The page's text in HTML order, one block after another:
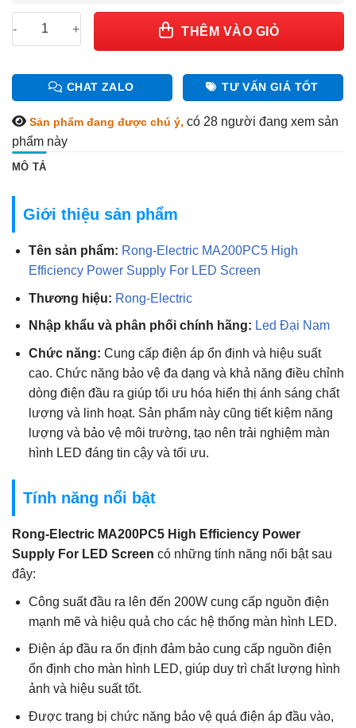
Rong-Electric MA200PC5 High Efficiency Power Supply For
THÊM VÀO GIỎ
CHAT ZALO TƯ VẤN GIÁ TỐT
Sản phẩm đang được chú ý, có 28 người đang xem sản
phẩm này
MÔ TẢ
Giới thiệu sản phẩm
Tên sản phẩm: Rong-Electric MA200PC5 High
Efficiency Power Supply For LED Screen
Thương hiệu: Rong-Electric
Nhập khẩu và phân phối chính hãng: Led Đại Nam
Chức năng: Cung cấp điện áp ổn định và hiệu suất
cao. Chức năng bảo vệ đa dạng và khả năng điều chỉnh
dòng điện đầu ra giúp tối ưu hóa hiển thị ánh sáng chất
lượng và linh hoạt. Sản phẩm này cũng tiết kiệm năng
lượng và bảo vệ môi trường, tạo nên trải nghiệm màn
hình LED đáng tin cậy và tối ưu.
Tính năng nổi bật
Rong-Electric MA200PC5 High Efficiency Power
Supply For LED Screen có những tính năng nổi bật sau
đây:
Công suất đầu ra lên đến 200W cung cấp nguồn điện
mạnh mẽ và hiệu quả cho các hệ thống màn hình LED.
Điện áp đầu ra ổn định đảm bảo cung cấp nguồn điện
ổn định cho màn hình LED, giúp duy trì chất lượng hình
ảnh và hiệu suất tốt.
Được trang bị chức năng bảo vệ quá điện áp đầu vào,